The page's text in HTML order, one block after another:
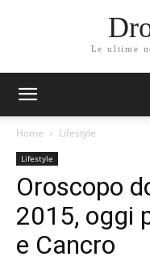
Le ultime
Home Lifestyle
Lifestyle
Oroscopo
2015, oggi
e Cancro